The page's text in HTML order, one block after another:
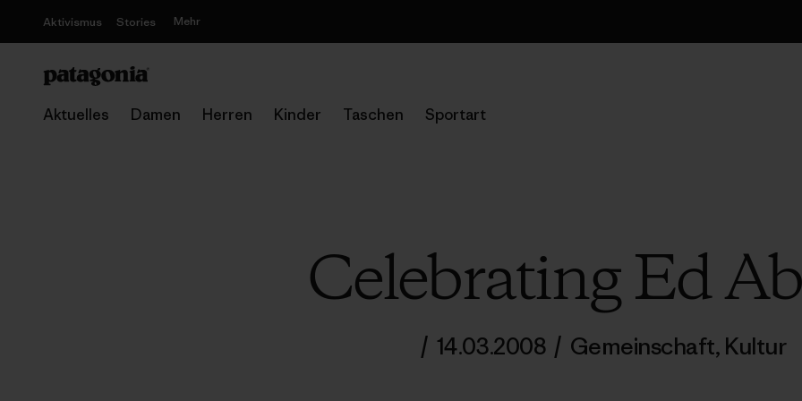
Aktivismus Stories Mehr
Aktuelles Damen Herren Kinder Taschen Sportart
Celebrating Ed
/ 14.03.2008 / Gemeinschaft, Kultur